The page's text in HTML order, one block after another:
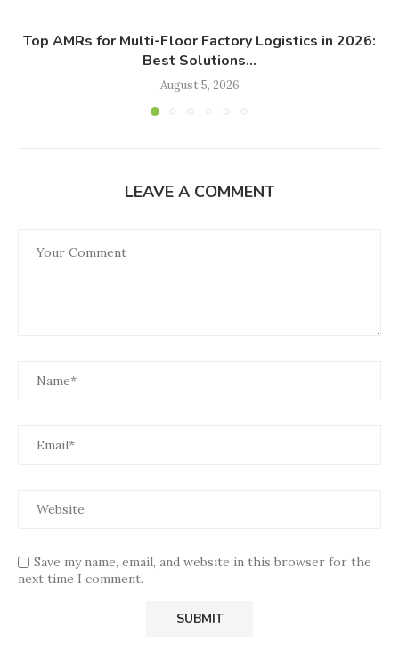
Top AMRs for Multi-Floor Factory Logistics in 2026:
Best Solutions...
August 5, 2026
LEAVE A COMMENT
Save my name, email, and website in this browser for the
next time I comment.